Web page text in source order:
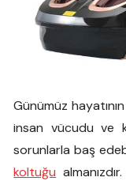
Günümüz
insan vücudu ve
sorunlarla baş
koltuğu